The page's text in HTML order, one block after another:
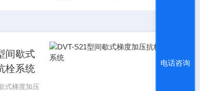
间歇式
栓系统
式梯度加压
电话咨询